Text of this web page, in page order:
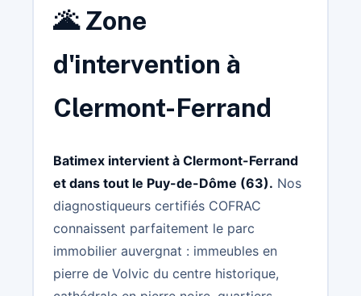
🌋 Zone
d'intervention à
Clermont-Ferrand
Batimex intervient à Clermont-Ferrand
et dans tout le Puy-de-Dôme (63). Nos
diagnostiqueurs certifiés COFRAC
connaissent parfaitement le parc
immobilier auvergnat : immeubles en
pierre de Volvic du centre historique,